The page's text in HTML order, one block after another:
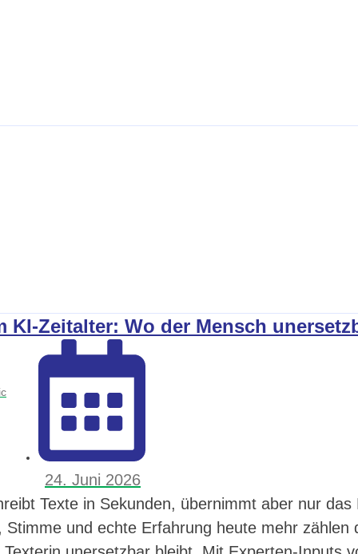
KI-Zeitalter: Wo der Mensch
24. Juni 2026
Texte in Sekunden, übernimmt aber nur das
Stimme und echte Erfahrung heute mehr zählen